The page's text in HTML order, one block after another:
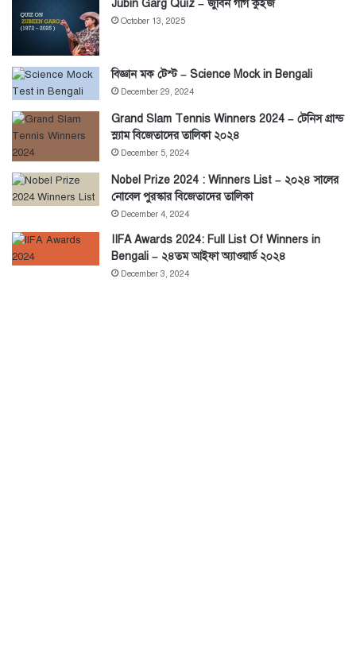
Jubin Garg Quiz – জুবিন গার্গ কুইজ
October 13, 2025
বিজ্ঞান মক টেস্ট – Science Mock in Bengali
December 29, 2024
Grand Slam Tennis Winners 2024 – টেনিস গ্রান্ড
স্ল্যাম বিজেতাদের তালিকা ২০২৪
December 5, 2024
Nobel Prize 2024 : Winners List – ২০২৪ সালের
নোবেল পুরস্কার বিজেতাদের তালিকা
December 4, 2024
IIFA Awards 2024: Full List Of Winners in
Bengali – ২৪তম আইফা অ্যাওয়ার্ড ২০২৪
December 3, 2024